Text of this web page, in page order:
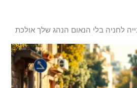
לחניה בלי הנאום הנהג שלך אולכת